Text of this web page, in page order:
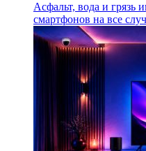
Асфальт, вода и грязь
смартфонов на все